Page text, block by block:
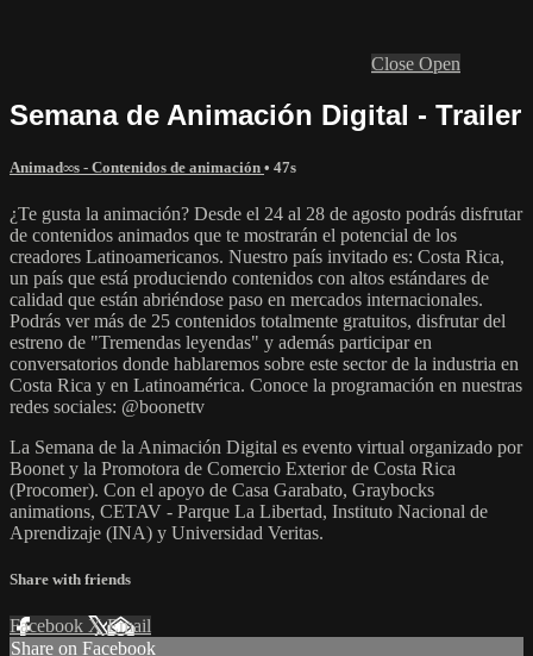
Close Open
Semana de Animación Digital - Trailer
Animad∞s - Contenidos de animación • 47s
¿Te gusta la animación? Desde el 24 al 28 de agosto podrás disfrutar
de contenidos animados que te mostrarán el potencial de los
creadores Latinoamericanos. Nuestro país invitado es: Costa Rica,
un país que está produciendo contenidos con altos estándares de
calidad que están abriéndose paso en mercados internacionales.
Podrás ver más de 25 contenidos totalmente gratuitos, disfrutar del
estreno de "Tremendas leyendas" y además participar en
conversatorios donde hablaremos sobre este sector de la industria en
Costa Rica y en Latinoamérica. Conoce la programación en nuestras
redes sociales: @boonettv
La Semana de la Animación Digital es evento virtual organizado por
Boonet y la Promotora de Comercio Exterior de Costa Rica
(Procomer). Con el apoyo de Casa Garabato, Graybocks
animations, CETAV - Parque La Libertad, Instituto Nacional de
Aprendizaje (INA) y Universidad Veritas.
Share with friends
Facebook XEmail
Share on Facebook